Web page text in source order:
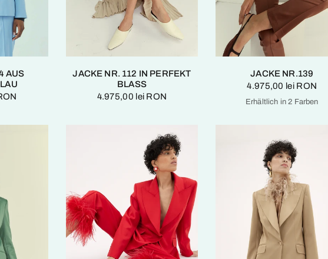
AUS
JACKE NR. 112 IN PERFEKT
BLASS
4.975,00 lei RON
JACKE NR.139
4.975,00 lei RON
Erhältlich in 2 Farben